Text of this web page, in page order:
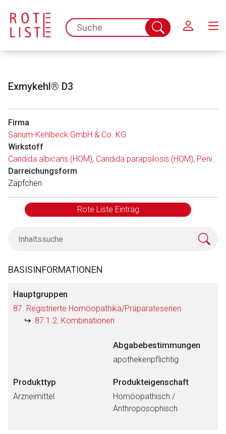
spc.search.input.placeholder
Suche
abschicken
Exmykehl® D3
Firma
Sanum-Kehlbeck GmbH & Co. KG
Wirkstoff
Candida albicans (HOM), Candida parapsilosis (HOM), Penicillium roquefortii (HOM)
Darreichungsform
Zäpfchen
Rote Liste Eintrag
BASISINFORMATIONEN
Hauptgruppen
87. Registrierte Homöopathika/Präparateserien
87.1.2. Kombinationen
Abgabebestimmungen
apothekenpflichtig
Produkttyp
Arzneimittel
Produkteigenschaft
Homöopathisch /
Anthroposophisch